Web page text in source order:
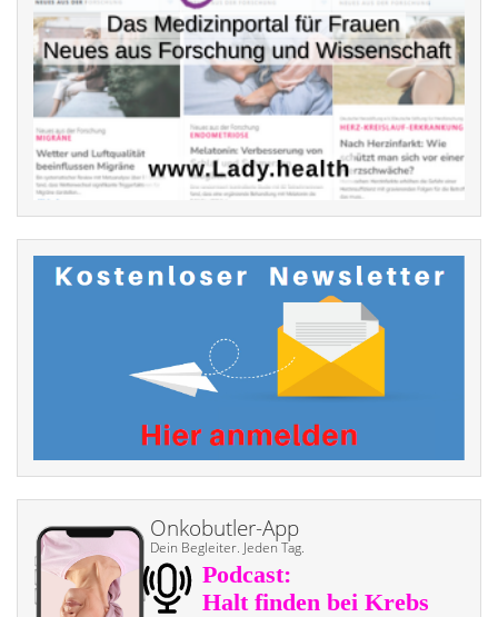
Onkobutler-App
Dein Begleiter. Jeden Tag.